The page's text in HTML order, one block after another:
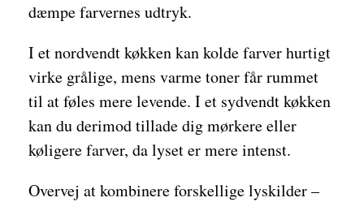
dæmpe farvernes udtryk.
I et nordvendt køkken kan kolde farver hurtigt
virke grålige, mens varme toner får rummet
til at føles mere levende. I et sydvendt køkken
kan du derimod tillade dig mørkere eller
køligere farver, da lyset er mere intenst.
Overvej at kombinere forskellige lyskilder –